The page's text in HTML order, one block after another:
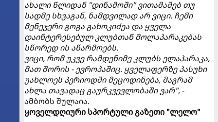
ახალი წლიდან "დინამოში" ვითამაშებ თუ
სადმე სხვაგან, ნამდვილად არ ვიცი. ჩემი
მენეჯერი გოგა გახოკიძეა და ყველა
დაინტერესებულ კლუბთან მოლაპარაკებას
სწორედ ის აწარმოებს.
ვიცი, რომ უკვე რამდენიმე კლუბს ელაპარაკა,
მათ შორის - ევროპაშიც. ყველაფერზე პასუხი
უახლოეს პერიოდში მეცოდინება, მაგრამ
ახლა თავადაც გაურკვევლობაში ვარ",-
ამბობს შულაია.
ყოველდღიური სპორტული გაზეთი "ლელო"